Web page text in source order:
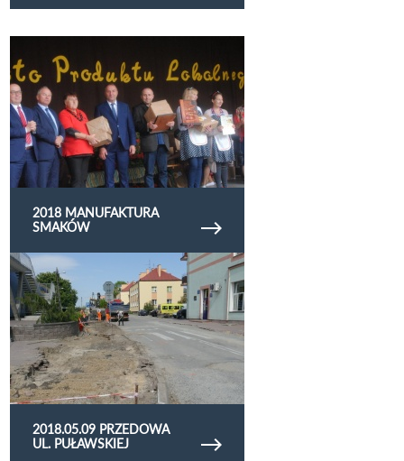
2018 MANUFAKTURA
SMAKÓW
Smaków
2018.05.09 PRZEDOWA
UL. PUŁAWSKIEJ
Obejrzyj galerię zdjęć 2018.05.09 przedowa ul.
Puławskiej